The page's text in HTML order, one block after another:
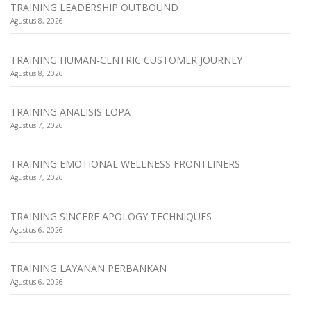
TRAINING LEADERSHIP OUTBOUND
Agustus 8, 2026
TRAINING HUMAN-CENTRIC CUSTOMER JOURNEY
Agustus 8, 2026
TRAINING ANALISIS LOPA
Agustus 7, 2026
TRAINING EMOTIONAL WELLNESS FRONTLINERS
Agustus 7, 2026
TRAINING SINCERE APOLOGY TECHNIQUES
Agustus 6, 2026
TRAINING LAYANAN PERBANKAN
Agustus 6, 2026